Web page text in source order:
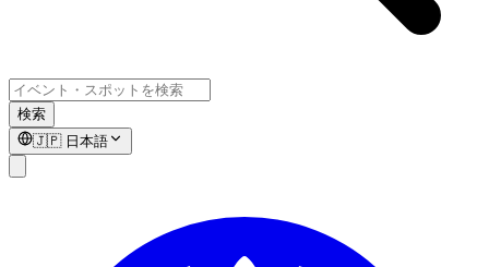
検索
🇯🇵 日本語